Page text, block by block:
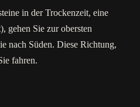
in der Trockenzeit, eine
gehen Sie zur obersten
nach Süden. Diese Richtung,
fahren.